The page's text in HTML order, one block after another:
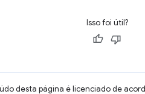
Isso foi útil?
desta página é licenciado de